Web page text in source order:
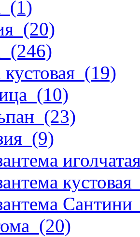
(1)
(20)
(246)
кустовая (19)
(10)
(23)
(9)
кустовая
Сантини
(20)